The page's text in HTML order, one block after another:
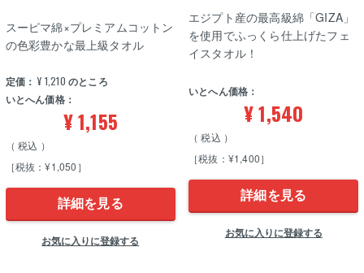
定価： ¥ 1,210 のところ
いとへん価格：
¥1,155
税込
［税抜：¥1,050］
スーピマ綿×プレミアムコットン
の色彩豊かな最上級タオル
詳細を見る
お気に入りに登録する
いとへん価格：
¥1,540
税込
［税抜：¥1,400］
エジプト産の最高級綿「GIZA」
を使用でふっくら仕上げたフェ
イスタオル！
詳細を見る
お気に入りに登録する